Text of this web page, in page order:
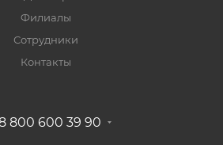
Филиалы
Сотрудники
Контакты
800 600 39 90